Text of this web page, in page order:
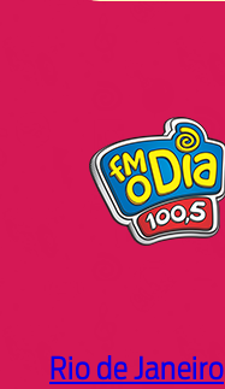
Rio de Janeiro